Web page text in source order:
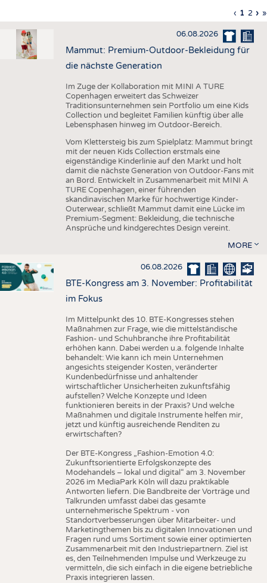
TESTS
AUSSCHREIBUNGEN
DTV AUSSCHREIBUNGSDIENST
FAKTEN
STATISTICS
ADRESSEN & LINKS
PUBLIKATIONEN
TERMINE
BRANCHENTERMINE
Seitennummerierung
Seite
‹
Seite
1 Seite
2 › »
06.08.2026
Mammut: Premium-Outdoor-Bekleidung für
die nächste Generation
Im Zuge der Kollaboration mit MINI A TURE
Copenhagen erweitert das Schweizer
Traditionsunternehmen sein Portfolio um eine Kids
Collection und begleitet Familien künftig über alle
Lebensphasen hinweg im Outdoor-Bereich.
Vom Klettersteig bis zum Spielplatz: Mammut bringt
mit der neuen Kids Collection erstmals eine
eigenständige Kinderlinie auf den Markt und holt
damit die nächste Generation von Outdoor-Fans mit
an Bord. Entwickelt in Zusammenarbeit mit MINI A
TURE Copenhagen, einer führenden
skandinavischen Marke für hochwertige Kinder-
Outerwear, schließt Mammut damit eine Lücke im
Premium-Segment: Bekleidung, die technische
Ansprüche und kindgerechtes Design vereint.
MORE
06.08.2026
BTE-Kongress am 3. November: Profitabilität
im Fokus
Im Mittelpunkt des 10. BTE-Kongresses stehen
Maßnahmen zur Frage, wie die mittelständische
Fashion- und Schuhbranche ihre Profitabilität
erhöhen kann. Dabei werden u.a. folgende Inhalte
behandelt: Wie kann ich mein Unternehmen
angesichts steigender Kosten, veränderter
Kundenbedürfnisse und anhaltender
wirtschaftlicher Unsicherheiten zukunftsfähig
aufstellen? Welche Konzepte und Ideen
funktionieren bereits in der Praxis? Und welche
Maßnahmen und digitale Instrumente helfen mir,
jetzt und künftig ausreichende Renditen zu
erwirtschaften?
Der BTE-Kongress „Fashion-Emotion 4.0:
Zukunftsorientierte Erfolgskonzepte des
Modehandels – lokal und digital“ am 3. November
2026 im MediaPark Köln will dazu praktikable
Antworten liefern. Die Bandbreite der Vorträge und
Talkrunden umfasst dabei das gesamte
unternehmerische Spektrum - von
Standortverbesserungen über Mitarbeiter- und
Marketingthemen bis zu digitalen Innovationen und
Fragen rund ums Sortiment sowie einer optimierten
Zusammenarbeit mit den Industriepartnern. Ziel ist
es, den Teilnehmenden Impulse und Werkzeuge zu
vermitteln, die sich einfach in die eigene betriebliche
Praxis integrieren lassen.